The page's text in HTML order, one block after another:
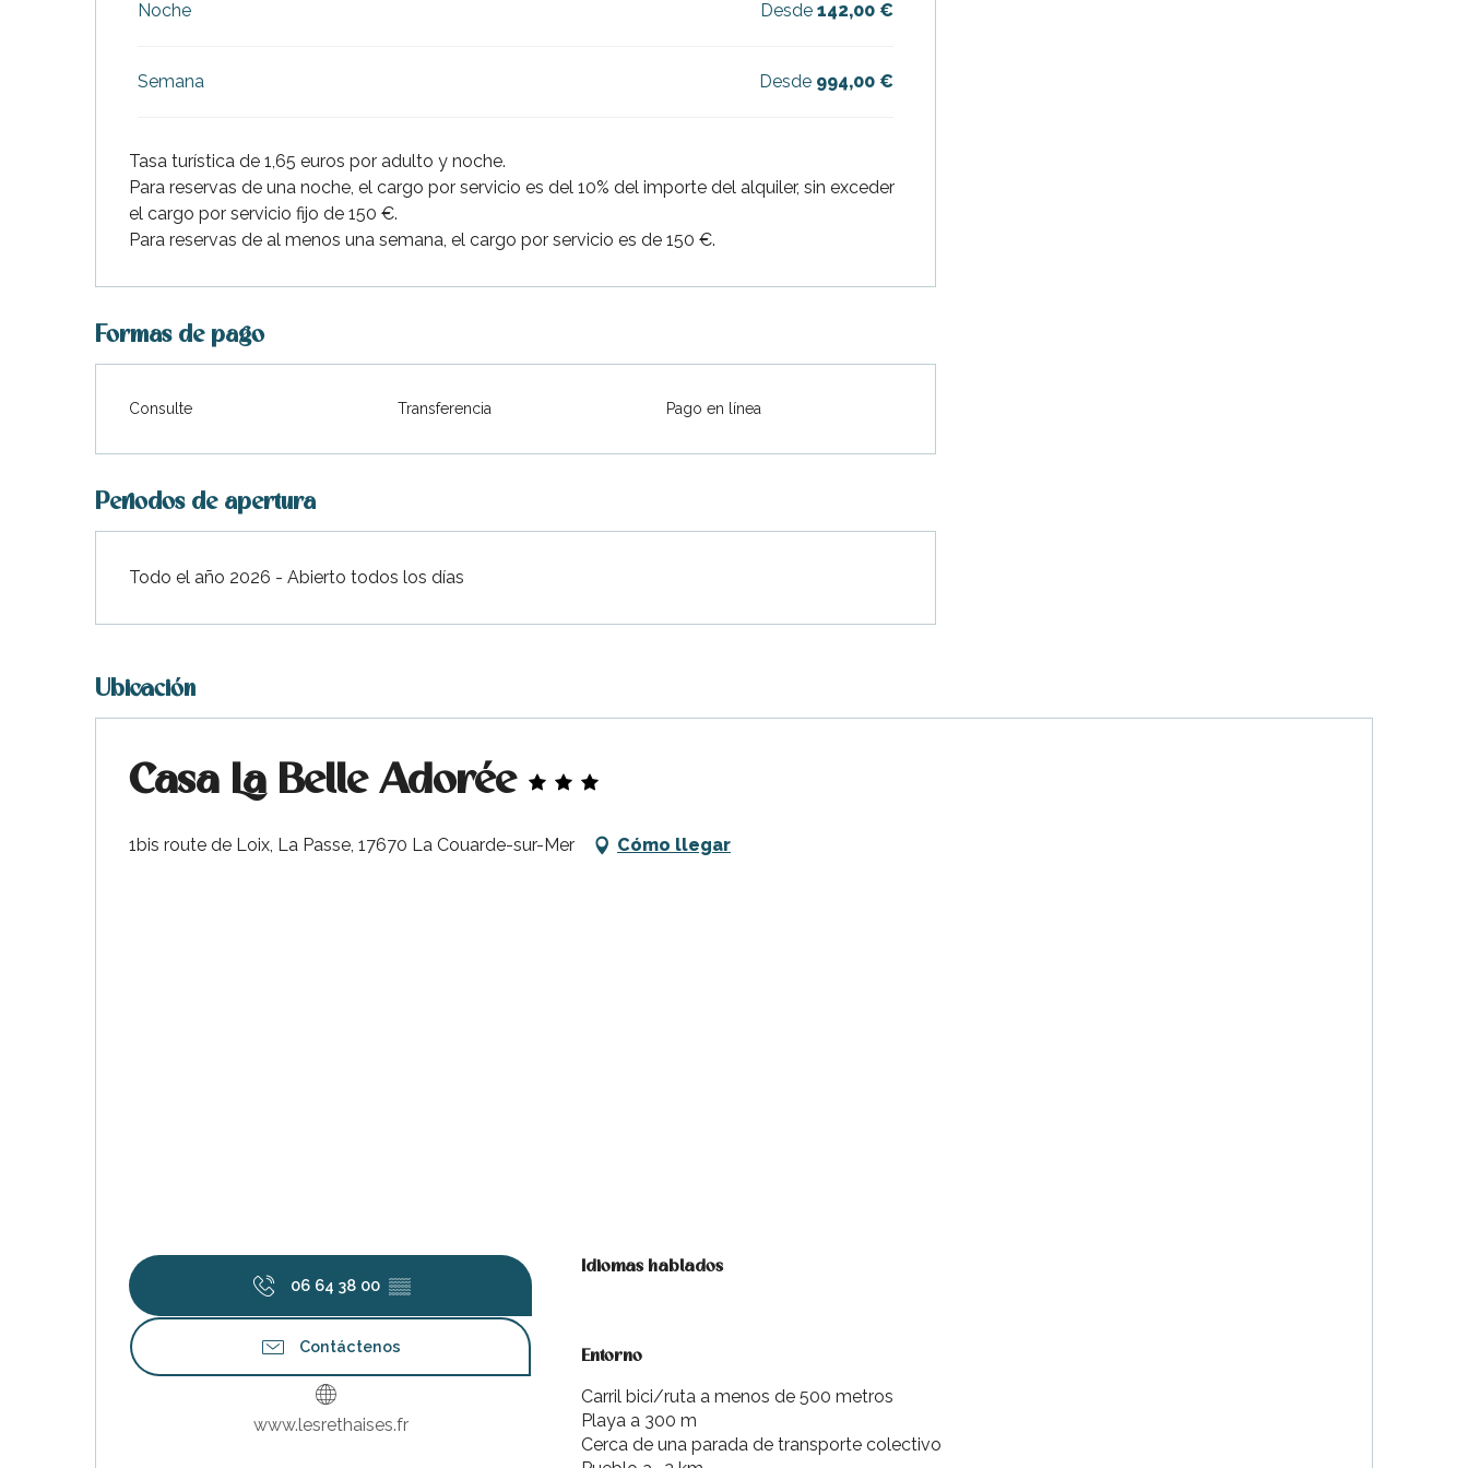
Noche Desde142,00 €
Semana Desde 994,00 €
Tasa turística de 1,65 euros por adulto y noche.
Para reservas de una noche, el cargo por servicio es del 10% del importe del alquiler, sin exceder
el cargo por servicio fijo de 150 €.
Para reservas de al menos una semana, el cargo por servicio es de 150 €.
Formas de pago
Consulte Transferencia Pago en línea
Periodos de apertura
Todo el año 2026 - Abierto todos los días
Ubicación
Casa La Belle Adorée
1bis route de Loix, La Passe, 17670 La Couarde-sur-Mer Cómo llegar
06 64 38 00 ▒▒
Contáctenos
www.lesrethaises.fr
Idiomas hablados
Idiomas hablados
Entorno
Entorno
Carril bici/ruta a menos de 500 metros
Playa a 300 m
Cerca de una parada de transporte colectivo